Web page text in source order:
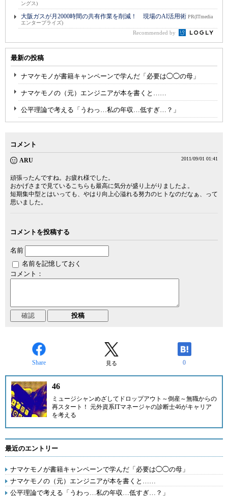
ングス)
大阪ガスが月2000時間の共有作業を削減！ 現場のAI活用術 PR(ITmedia
エンタープライズ)
Recommended by
最新の投稿
ナマケモノが書籍キャンペーンで学んだ「必要は◯◯の母」
ナマケモノの（元）エンジニアが本を書くと……
公平理論で考える「うわっ…私の年収…低すぎ…？」
コメント
ARU 2011/09/01 01:41
頑張ったんですね。お疲れ様でした。
おかげさまで見ているこちらも最高に気分が盛り上がりましたよ。
短期集中型とはいっても、やはり向上心溢れる努力のヒトなのだなぁ、って
思いました。
コメントを投稿する
名前
名前を記憶しておく
コメント：
Share 見る 0
46
ミュージシャンめざしてドロップアウト～倒産～無職からの
再スタート！ 元外資系ITマネージャの診断士46がキャリア
を考える
最近のエントリー
ナマケモノが書籍キャンペーンで学んだ「必要は◯◯の母」
ナマケモノの（元）エンジニアが本を書くと……
公平理論で考える「うわっ…私の年収…低すぎ…？」